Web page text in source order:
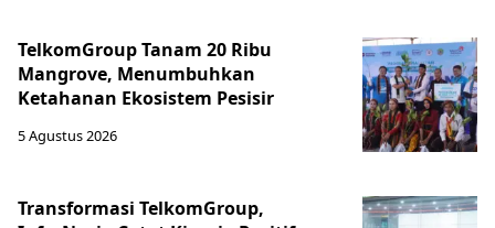
TelkomGroup Tanam 20 Ribu
Mangrove, Menumbuhkan
Ketahanan Ekosistem Pesisir
5 Agustus 2026
Transformasi TelkomGroup,